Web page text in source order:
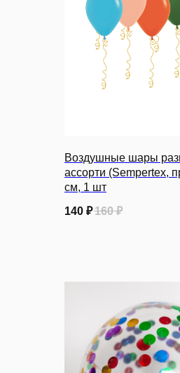
Воздушные шары
ассорти (Sempertex,
см, 1 шт
140 ₽160 ₽